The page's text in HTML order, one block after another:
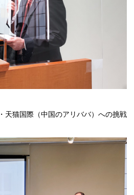
天猫国際（中国のアリババ）への挑戦